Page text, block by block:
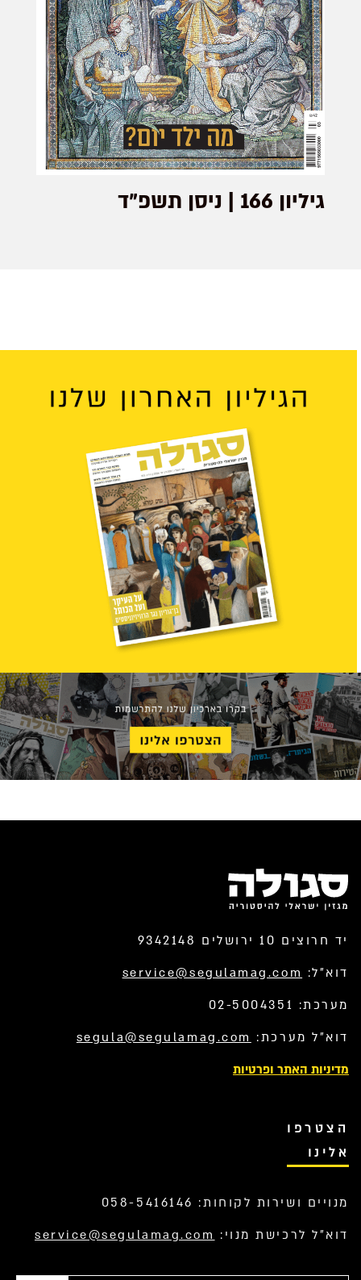
גיליון 166 | ניסן תשפ”ד
יד חרוצים 10 ירושלים 9342148
דוא”ל:service@segulamag.com
מערכת: 02-5004351
דוא”ל מערכת:segula@segulamag.com
מדיניות האתר ופרטיות
הצטרפו
אלינו
מנויים ושירות לקוחות: 058-5416146
דוא”ל לרכישת מנוי:service@segulamag.com